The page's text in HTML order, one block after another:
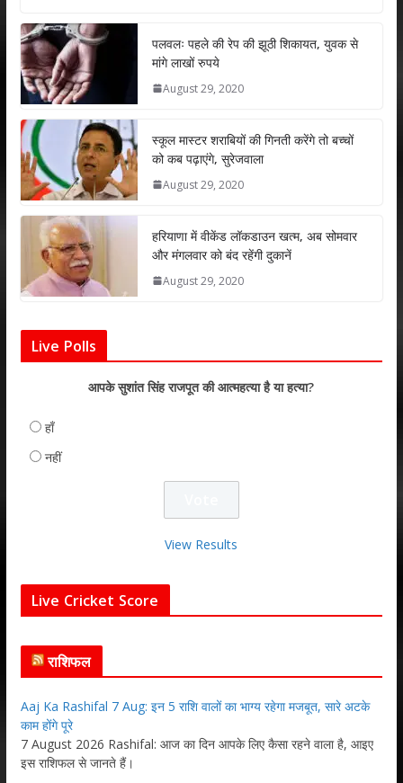
at
s
A
p
p
e
b
o
k
er e
dI
n
l e
पलवलः पहले की रेप की झूठी शिकायत, युवक से
मांगे लाखों रुपये
August 29, 2020
स्कूल मास्टर शराबियों की गिनती करेंगे तो बच्चों
को कब पढ़ाएंगे, सुरेजवाला
August 29, 2020
हरियाणा में वीकेंड लॉकडाउन खत्म, अब सोमवार
और मंगलवार को बंद रहेंगी दुकानें
August 29, 2020
Live Polls
आपके सुशांत सिंह राजपूत की आत्महत्या है या हत्या?
हाँ
नहीं
View Results
Live Cricket Score
राशिफल
Aaj Ka Rashifal 7 Aug: इन 5 राशि वालों का भाग्य रहेगा मजबूत, सारे अटके
काम होंगे पूरे
7 August 2026 Rashifal: आज का दिन आपके लिए कैसा रहने वाला है, आइए
इस राशिफल से जानते हैं।